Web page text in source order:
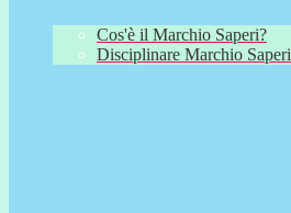
Cos'è il Marchio Saperi?
Disciplinare Marchio Saperi